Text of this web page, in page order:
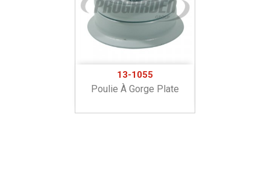
13-1055
Poulie À Gorge Plate